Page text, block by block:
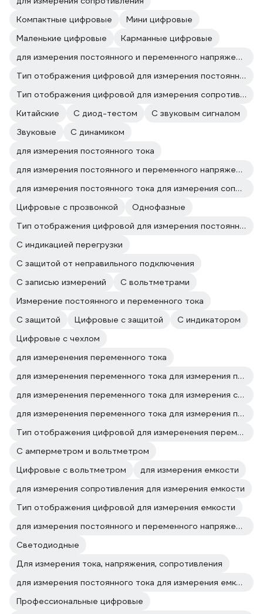
Компактные цифровые
Мини цифровые
Маленькие цифровые
Карманные цифровые
для измерения постоянного и переменного напряжения для измерения сопротивления
Тип отображения цифровой для измерения постоянного и переменного напряжения
Тип отображения цифровой для измерения сопротивления
Китайские
С диод-тестом
С звуковым сигналом
Звуковые
С динамиком
для измерения постоянного тока
для измерения постоянного и переменного напряжения для измерения постоянного тока
для измерения постоянного тока для измерения сопротивления
Цифровые с прозвонкой
Однофазные
Тип отображения цифровой для измерения постоянного тока
C индикацией перегрузки
С защитой от неправильного подключения
С записью измерений
С вольтметрами
Измерение постоянного и переменного тока
С защитой
Цифровые с защитой
С индикатором
Цифровые с чехлом
для измеренения переменного тока
для измеренения переменного тока для измерения постоянного и переменного напряжения
для измеренения переменного тока для измерения сопротивления
для измеренения переменного тока для измерения постоянного тока
Тип отображения цифровой для измеренения переменного тока
С амперметром и вольтметром
Цифровые с вольтметром
для измерения емкости
для измерения сопротивления для измерения емкости
Тип отображения цифровой для измерения емкости
для измерения постоянного и переменного напряжения для измерения емкости
Светодиодные
Для измерения тока, напряжения, сопротивления
для измерения постоянного тока для измерения емкости
Профессиональные цифровые